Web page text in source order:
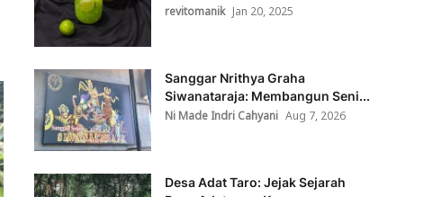
revitomanik Jan 20, 2025
Sanggar Nrithya Graha
Siwanataraja: Membangun Seni...
Ni Made Indri Cahyani Aug 7, 2026
Desa Adat Taro: Jejak Sejarah